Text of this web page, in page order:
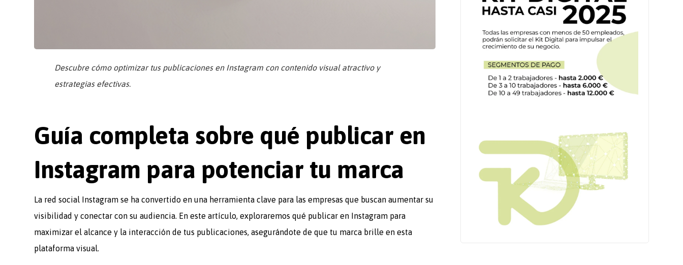
Descubre cómo optimizar tus publicaciones en Instagram con contenido visual atractivo y
estrategias efectivas.
Guía completa sobre qué publicar en
Instagram para potenciar tu marca
La red social Instagram se ha convertido en una herramienta clave para las empresas que buscan aumentar su
visibilidad y conectar con su audiencia. En este artículo, exploraremos qué publicar en Instagram para
maximizar el alcance y la interacción de tus publicaciones, asegurándote de que tu marca brille en esta
plataforma visual.